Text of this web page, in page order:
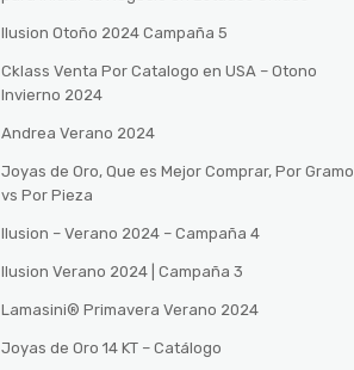
Ilusion Otoño 2024 Campaña 5
Cklass Venta Por Catalogo en USA – Otono
Invierno 2024
Andrea Verano 2024
Joyas de Oro, Que es Mejor Comprar, Por Gramo
vs Por Pieza
Ilusion – Verano 2024 – Campaña 4
Ilusion Verano 2024 | Campaña 3
Lamasini®️ Primavera Verano 2024
Joyas de Oro 14 KT – Catálogo